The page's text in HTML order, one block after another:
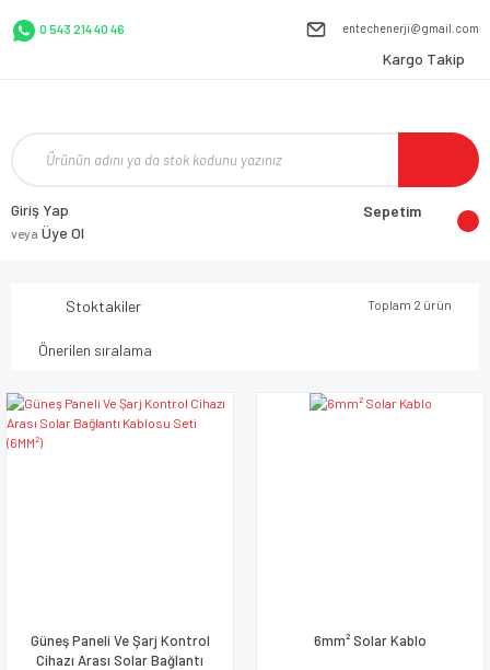
0 543 214 40 46 entechenerji@gmail.com
Kargo Takip
Giriş Yap
veya Üye Ol
Sepetim
Stoktakiler Toplam 2 ürün
Güneş Paneli Ve Şarj Kontrol
Cihazı Arası Solar Bağlantı
6mm² Solar Kablo